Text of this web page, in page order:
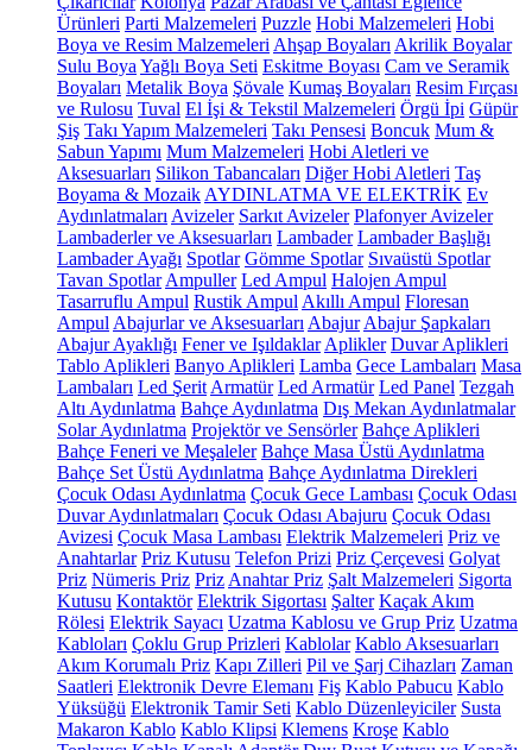
Ürünleri Parti Malzemeleri Puzzle Hobi Malzemeleri Hobi
Boya ve Resim Malzemeleri Ahşap Boyaları Akrilik Boyalar
Sulu Boya Yağlı Boya Seti Eskitme Boyası Cam ve Seramik
Boyaları Metalik Boya Şövale Kumaş Boyaları Resim Fırçası
ve Rulosu Tuval El İşi & Tekstil Malzemeleri Örgü İpi Güpür
Şiş Takı Yapım Malzemeleri Takı Pensesi Boncuk Mum &
Sabun Yapımı Mum Malzemeleri Hobi Aletleri ve
Aksesuarları Silikon Tabancaları Diğer Hobi Aletleri Taş
Boyama & Mozaik AYDINLATMA VE ELEKTRİK Ev
Aydınlatmaları Avizeler Sarkıt Avizeler Plafonyer Avizeler
Lambaderler ve Aksesuarları Lambader Lambader Başlığı
Lambader Ayağı Spotlar Gömme Spotlar Sıvaüstü Spotlar
Tavan Spotlar Ampuller Led Ampul Halojen Ampul
Tasarruflu Ampul Rustik Ampul Akıllı Ampul Floresan
Ampul Abajurlar ve Aksesuarları Abajur Abajur Şapkaları
Abajur Ayaklığı Fener ve Işıldaklar Aplikler Duvar Aplikleri
Tablo Aplikleri Banyo Aplikleri Lamba Gece Lambaları Masa
Lambaları Led Şerit Armatür Led Armatür Led Panel Tezgah
Altı Aydınlatma Bahçe Aydınlatma Dış Mekan Aydınlatmalar
Solar Aydınlatma Projektör ve Sensörler Bahçe Aplikleri
Bahçe Feneri ve Meşaleler Bahçe Masa Üstü Aydınlatma
Bahçe Set Üstü Aydınlatma Bahçe Aydınlatma Direkleri
Çocuk Odası Aydınlatma Çocuk Gece Lambası Çocuk Odası
Duvar Aydınlatmaları Çocuk Odası Abajuru Çocuk Odası
Avizesi Çocuk Masa Lambası Elektrik Malzemeleri Priz ve
Anahtarlar Priz Kutusu Telefon Prizi Priz Çerçevesi Golyat
Priz Nümeris Priz Priz Anahtar Priz Şalt Malzemeleri Sigorta
Kutusu Kontaktör Elektrik Sigortası Şalter Kaçak Akım
Rölesi Elektrik Sayacı Uzatma Kablosu ve Grup Priz Uzatma
Kabloları Çoklu Grup Prizleri Kablolar Kablo Aksesuarları
Akım Korumalı Priz Kapı Zilleri Pil ve Şarj Cihazları Zaman
Saatleri Elektronik Devre Elemanı Fiş Kablo Pabucu Kablo
Yüksüğü Elektronik Tamir Seti Kablo Düzenleyiciler Susta
Makaron Kablo Kablo Klipsi Klemens Kroşe Kablo